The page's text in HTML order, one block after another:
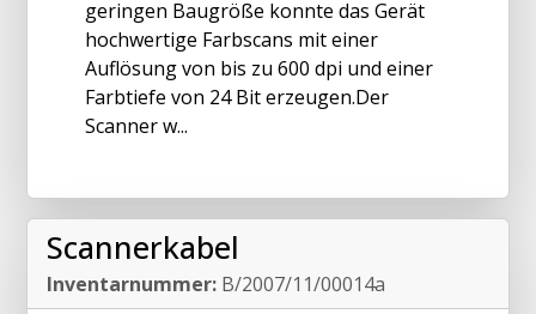
geringen Baugröße konnte das Gerät
hochwertige Farbscans mit einer
Auflösung von bis zu 600 dpi und einer
Farbtiefe von 24 Bit erzeugen.Der
Scanner w...
Scannerkabel
Inventarnummer: B/2007/11/00014a